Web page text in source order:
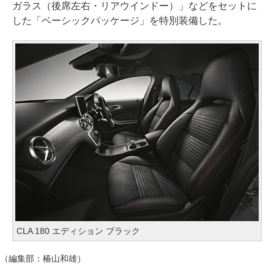
ガラス（後席左右・リアウインドー）」などをセットに
した「ベーシックパッケージ」を特別装備した。
CLA 180 エディション ブラック
（編集部：椿山和雄）